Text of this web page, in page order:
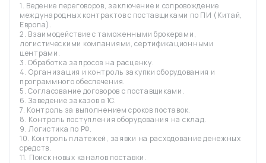
1. Ведение переговоров, заключение и сопровождение
международных контрактов с поставщиками по ПИ (Китай,
Европа).
2. Взаимодействие с таможенными брокерами,
логистическими компаниями, сертификационными
центрами.
3. Обработка запросов на расценку.
4. Организация и контроль закупки оборудования и
программного обеспечения.
5. Согласование договоров с поставщиками.
6. Заведение заказов в 1C.
7. Контроль за выполнением сроков поставок.
8. Контроль поступления оборудования на склад.
9. Логистика по РФ.
10. Контроль платежей, заявки на расходование денежных
средств.
11. Поиск новых каналов поставки.